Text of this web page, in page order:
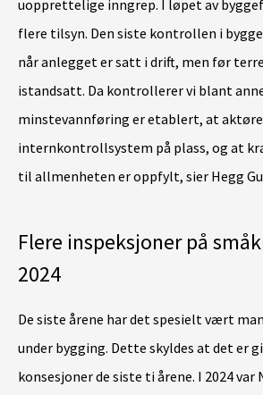
uopprettelige inngrep. I løpet av
flere tilsyn. Den siste kontrollen i
når anlegget er satt i drift, men før
istandsatt. Da kontrollerer vi blant
minstevannføring er etablert, at
internkontrollsystem på plass, og at
til allmenheten er oppfylt, sier Hegg
Flere inspeksjoner på
2024
De siste årene har det spesielt vært
under bygging. Dette skyldes at det er
konsesjoner de siste ti årene. I 2024 var